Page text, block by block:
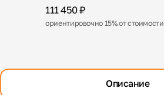
111 450 ₽
ориентировочно 15% от стоимости
Описание